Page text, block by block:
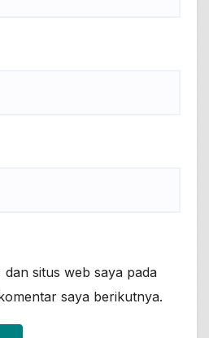
dan situs web saya pada
saya berikutnya.